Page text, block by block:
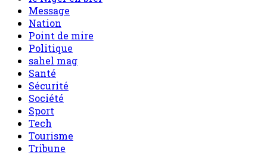
Message
Nation
Point de mire
Politique
sahel mag
Santé
Sécurité
Société
Sport
Tech
Tourisme
Tribune